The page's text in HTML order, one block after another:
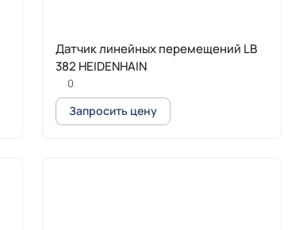
Датчик линейных перемещений LB
382 HEIDENHAIN
0
Запросить цену